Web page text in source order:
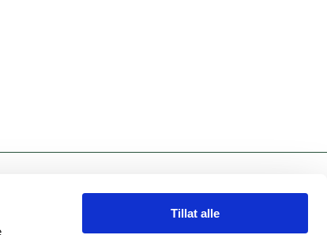
Tillat alle
Personvernserklæring